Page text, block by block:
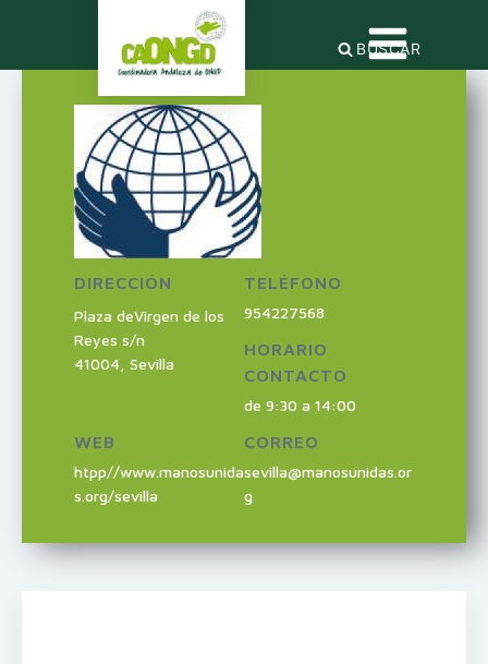
BUSCAR
DIRECCIÓN
Plaza deVirgen de los
Reyes s/n
41004 Sevilla
TELÉFONO
954227568
HORARIO
CONTACTO
de 9:30 a 14:00
WEB
htpp//www.manosunida
s.org/sevilla
CORREO
sevilla@manosunidas.or
g